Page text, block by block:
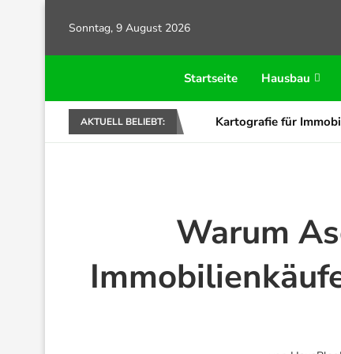
Sonntag, 9 August 2026
Startseite Hausbau
AKTUELL BELIEBT: Kartografie für
Warum